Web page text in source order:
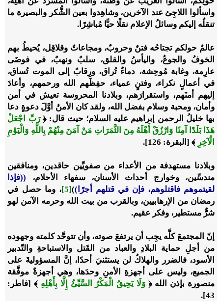
واسألوا اللاجِئ عند الآخرين، وشاهِدوا بعين الشُّكر والبصيرة ما
تنقلُه إليكم وسائلُ الإعلام نقلًا حيًّا مُباشِرًا.
عالمٌ حولكم تجتاحُه فتنٌ وحروبٌ، ومجاعاتٌ وقلاقِل، يُحيطُ بهم
الخوفُ والجوعُ، واليأسُ والقلق، سلبٌ ونهبٌ، في فوضَى
عارِمة، وغابة مُوحِشة، دماءٌ تُراق، ورِقابٌ إلى الموت تُساق،
في أعمالٍ نكراء، وفتنٍ عمياء، حفِظَهم الله ورحمهم، وأعادَ
إليهم أمنَهم، واستقرارَهم، وبلادنا المحروسة تعيش في أمن
وأمان، ومحبة وسلام بفضل الله، ولقد كان الأمنُ أوَّلَ دعوةٍ دعا
بها خليلُ الرحمن إبراهيم عليه السلام؛ حيث قال: ﴿رَبِّ اجْعَلْ
هَذَا بَلَدًا آمِنًا وَارْزُقْ أَهْلَهُ مِنَ الثَّمَرَاتِ مَنْ آمَنَ مِنْهُمْ بِاللَّهِ وَالْيَوْمِ
الْآخِرِ ﴾ [البقرة: 126].
وبلادنا مستهدفة من الأعداء من صفويِّين حاقدين، ومنافقين
مندسِّين، وخوارج أحداث الأسنان، سفهاء الأحلام، ((فإذا
لقيتموهم فاقتلوهم، فإن في قتلهم أجرًا))
[5]
، وما حصل في
رمضان من الإرهابيين، وبالقرب من بيت الله وحرمه الآمن لهو
شرٌّ مستطير، وفكر عقيم.
إنّ المجتمعَ كلَّه يجِب أن يرتفعَ صوته، وأن تتوحَّد كلمته وجهوده
من أجلِ حماية البلادِ والعباد من القَتل والاستباحةِ والتّدبير
الأسود، فالضرر والهلاكُ لن يستثنيَ أحدًا، إنَّ المسؤوليةَ على
الجميع، وليس على أجهزةِ الأمنِ وحدَها، وهي أجهزةٌ موفَّقة
منصورة بإذن الله ﴿وَلَا يَحِيقُ الْمَكْرُ السَّيِّئُ إِلَّا بِأَهْلِهِ ﴾ [فاطر:
43].